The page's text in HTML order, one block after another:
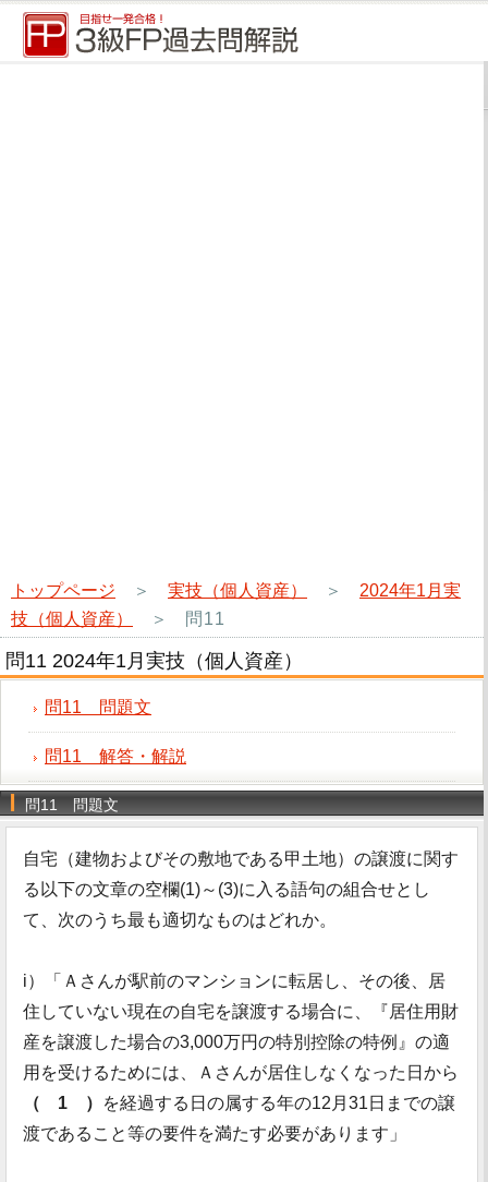
トップページ ＞ 実技（個人資産） ＞ 2024年1月実
技（個人資産）
＞ 問11
問11 2024年1月実技（個人資産）
問11 問題文
問11 解答・解説
問11 問題文
自宅（建物およびその敷地である甲土地）の譲渡に関す
る以下の文章の空欄(1)～(3)に入る語句の組合せとし
て、次のうち最も適切なものはどれか。
i）「Ａさんが駅前のマンションに転居し、その後、居
住していない現在の自宅を譲渡する場合に、『居住用財
産を譲渡した場合の3,000万円の特別控除の特例』の適
用を受けるためには、Ａさんが居住しなくなった日から
（ 1 ）
を経過する日の属する年の12月31日までの譲
渡であること等の要件を満たす必要があります」